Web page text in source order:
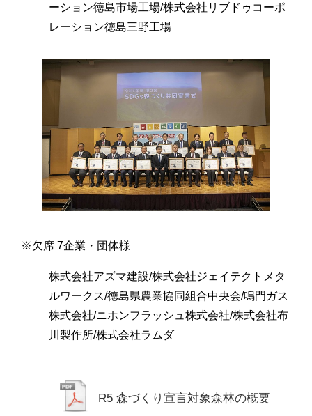
ーション徳島市場工場/株式会社リブドゥコーポ
レーション徳島三野工場
※欠席 7企業・団体様
株式会社アズマ建設/株式会社ジェイテクトメタ
ルワークス/徳島県農業協同組合中央会/鳴門ガス
株式会社/ニホンフラッシュ株式会社/株式会社布
川製作所/株式会社ラムダ
R5 森づくり宣言対象森林の概要